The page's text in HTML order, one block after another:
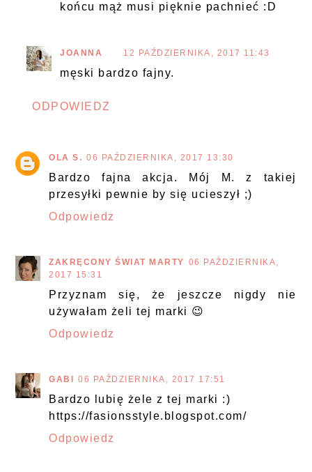
końcu mąż musi pięknie pachnieć :D
JOANNA 12 PAŹDZIERNIKA, 2017 11:43
męski bardzo fajny.
ODPOWIEDZ
OLA S. 06 PAŹDZIERNIKA, 2017 13:30
Bardzo fajna akcja. Mój M. z takiej
przesyłki pewnie by się ucieszył ;)
Odpowiedz
ZAKRĘCONY ŚWIAT MARTY 06 PAŹDZIERNIKA,
2017 15:31
Przyznam się, że jeszcze nigdy nie
używałam żeli tej marki 😉
Odpowiedz
GABI 06 PAŹDZIERNIKA, 2017 17:51
Bardzo lubię żele z tej marki :)
https://fasionsstyle.blogspot.com/
Odpowiedz